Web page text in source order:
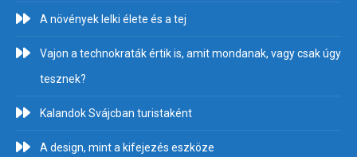
A növények lelki élete és a tej
Vajon a technokraták értik is, amit mondanak, vagy csak úgy
tesznek?
Kalandok Svájcban turistaként
A design, mint a kifejezés eszköze